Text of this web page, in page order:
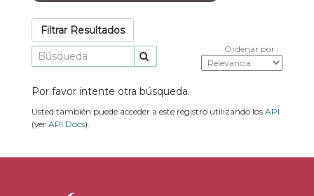
Filtrar Resultados
Ordenar por
Por favor intente otra búsqueda.
Usted también puede acceder a este registro utilizando los API
(ver API Docs).